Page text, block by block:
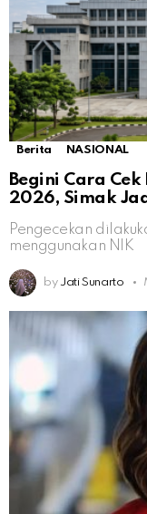
Berita NASIONAL
Begini Cara Cek
2026, Simak
Pengecekan
menggunakan NIK
by Jati Sunarto